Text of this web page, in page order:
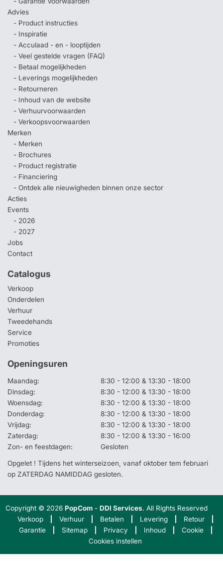
Advies
- Product instructies
- Inspiratie
- Acculaad - en - looptijden
- Veel gestelde vragen (FAQ)
- Betaal mogelijkheden
- Leverings mogelijkheden
- Retourneren
- Inhoud van de website
- Verhuurvoorwaarden
- Verkoopsvoorwaarden
Merken
- Merken
- Brochures
- Product registratie
- Financiering
- Ontdek alle nieuwigheden binnen onze sector
Acties
Events
- 2026
- 2027
Jobs
Contact
Catalogus
Verkoop
Onderdelen
Verhuur
Tweedehands
Service
Promoties
Openingsuren
Maandag:
8:30 - 12:00 & 13:30 - 18:00
Dinsdag:
8:30 - 12:00 & 13:30 - 18:00
Woensdag:
8:30 - 12:00 & 13:30 - 18:00
Donderdag:
8:30 - 12:00 & 13:30 - 18:00
Vrijdag:
8:30 - 12:00 & 13:30 - 18:00
Zaterdag:
8:30 - 12:00 & 13:30 - 16:00
Zon- en feestdagen:
Gesloten
Opgelet ! Tijdens het winterseizoen, vanaf oktober tem februari
op ZATERDAG NAMIDDAG gesloten.
Copyright © 2026PopCom -DDI Services. All Rights Reserved
Verkoop
Verhuur Betalen Levering
Retour
Garantie
Sitemap Privacy Inhoud
Cookie
Cookies instellen